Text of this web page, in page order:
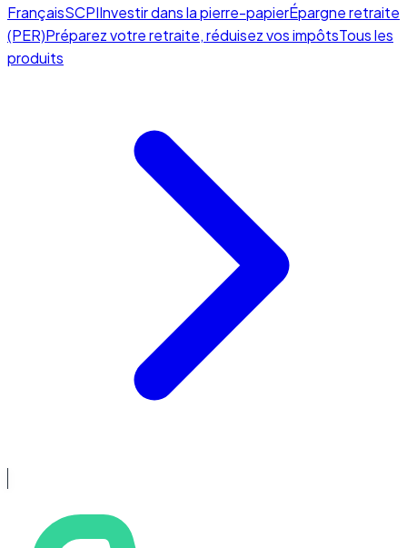
FrançaisSCPIInvestir dans la pierre-papierÉpargne retraite
(PER)Préparez votre retraite, réduisez vos impôtsTous les
produits